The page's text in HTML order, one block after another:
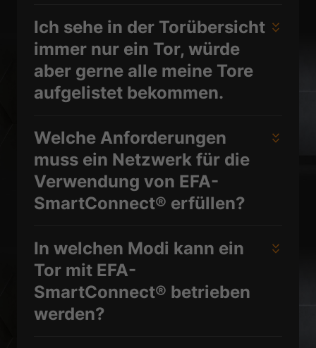
Ich sehe in der Torübersicht
immer nur ein Tor, würde
aber gerne alle meine Tore
aufgelistet bekommen.
Welche Anforderungen
muss ein Netzwerk für die
Verwendung von EFA-
SmartConnect® erfüllen?
In welchen Modi kann ein
Tor mit EFA-
SmartConnect® betrieben
werden?